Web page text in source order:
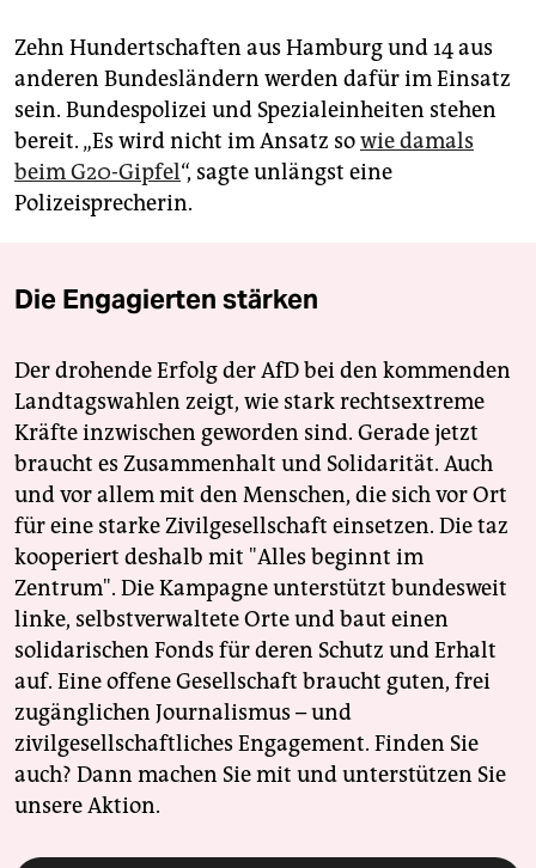
Zehn Hundertschaften aus Hamburg und 14 aus
anderen Bundesländern werden dafür im Einsatz
sein. Bundespolizei und Spezialeinheiten stehen
bereit. „Es wird nicht im Ansatz sowie damals
beim G20-Gipfel“, sagte unlängst eine
Polizeisprecherin.
Die Engagierten stärken
Der drohende Erfolg der AfD bei den kommenden
Landtagswahlen zeigt, wie stark rechtsextreme
Kräfte inzwischen geworden sind. Gerade jetzt
braucht es Zusammenhalt und Solidarität. Auch
und vor allem mit den Menschen, die sich vor Ort
für eine starke Zivilgesellschaft einsetzen. Die taz
kooperiert deshalb mit "Alles beginnt im
Zentrum". Die Kampagne unterstützt bundesweit
linke, selbstverwaltete Orte und baut einen
solidarischen Fonds für deren Schutz und Erhalt
auf. Eine offene Gesellschaft braucht guten, frei
zugänglichen Journalismus – und
zivilgesellschaftliches Engagement. Finden Sie
auch? Dann machen Sie mit und unterstützen Sie
unsere Aktion.